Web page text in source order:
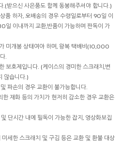
.(받으신 사은품도 함께 동봉해주셔야 합니다.)
품 하자, 오배송의 경우 수령일로부터 90일 이
일 이내까지 교환,반품이 가능하며 판독이 가
미개봉 상태여야 하며, 왕복 택배비(10,000
.
보호제입니다. (케이스의 경미한 스크래치,변
않습니다.)
파손의 경우 교환이 불가능합니다.
재화 등의 가치가 현저히 감소한 경우 교환은
단시간 내에 필독이 가능한 잡지, 영상화보집
세한 스크래치 및 구김 등은 교환 및 환불 대상